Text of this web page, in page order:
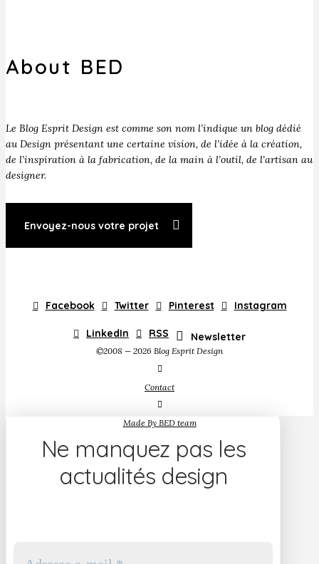
About BED
Le Blog Esprit Design est comme son nom l’indique un blog dédié
au Design présentant une certaine vision, de l’idée à la création,
de l’inspiration à la fabrication, de la main à l’outil, de l’artisan au
designer.
Envoyez-nous votre projet
Facebook Twitter Pinterest Instagram
LinkedIn RSS Newsletter
©2008 — 2026 Blog Esprit Design
Contact
Made By BED team
Ne manquez pas les
actualités design